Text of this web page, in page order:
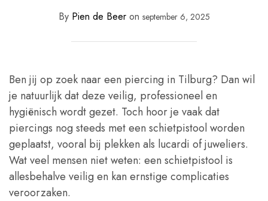
By Pien de Beeron september 6, 2025
Ben jij op zoek naar een piercing in Tilburg? Dan wil
je natuurlijk dat deze veilig, professioneel en
hygiënisch wordt gezet. Toch hoor je vaak dat
piercings nog steeds met een schietpistool worden
geplaatst, vooral bij plekken als lucardi of juweliers.
Wat veel mensen niet weten: een schietpistool is
allesbehalve veilig en kan ernstige complicaties
veroorzaken.